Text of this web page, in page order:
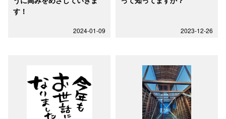
す！
2024-01-09 2023-12-26